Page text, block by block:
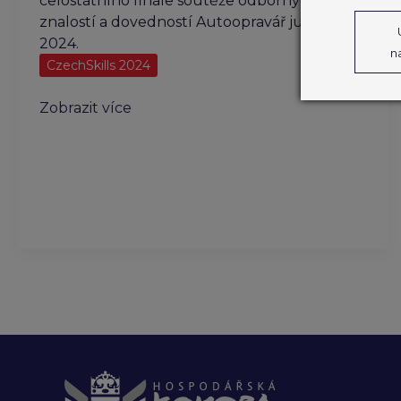
znalostí a dovedností Autoopravář junior
2024.
CzechSkills 2024
Autoopravář
Zobrazit více